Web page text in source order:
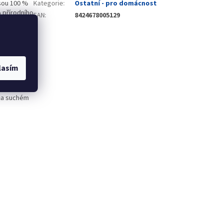
100 %
přírodního
krásné
všechny
suchém
Kategorie:
Ostatní - pro domácnost
EAN: 8424678005129